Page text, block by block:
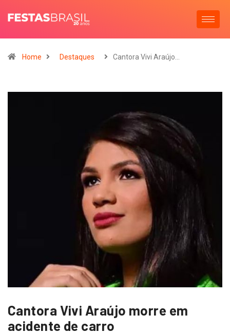
Home Destaques Cantora Vivi Araújo…
Cantora Vivi Araújo morre em
acidente de carro